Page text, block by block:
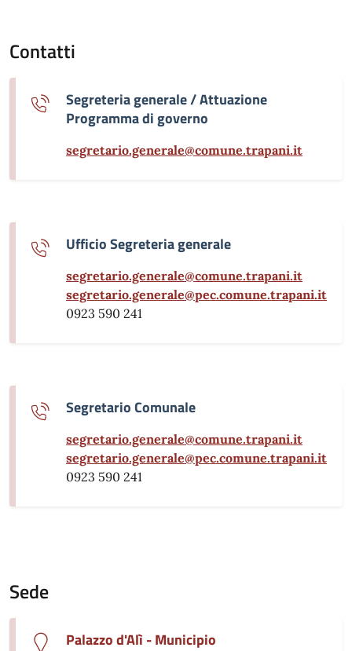
Contatti
Segreteria generale / Attuazione
Programma di governo
segretario.generale@comune.trapani.it
Ufficio Segreteria generale
segretario.generale@comune.trapani.it
segretario.generale@pec.comune.trapani.it
0923 590 241
Segretario Comunale
segretario.generale@comune.trapani.it
segretario.generale@pec.comune.trapani.it
0923 590 241
Sede
Palazzo d'Alì - Municipio